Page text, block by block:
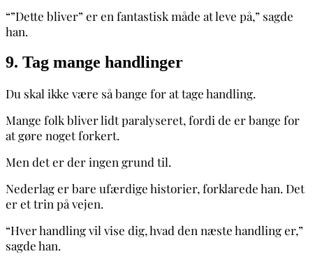
“”Dette bliver” er en fantastisk måde at leve på,” sagde
han.
9. Tag mange handlinger
Du skal ikke være så bange for at tage handling.
Mange folk bliver lidt paralyseret, fordi de er bange for
at gøre noget forkert.
Men det er der ingen grund til.
Nederlag er bare ufærdige historier, forklarede han. Det
er et trin på vejen.
“Hver handling vil vise dig, hvad den næste handling er,”
sagde han.